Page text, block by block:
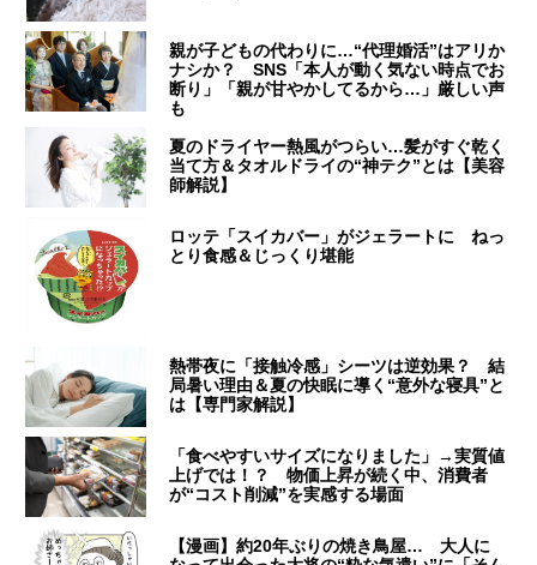
親が子どもの代わりに…“代理婚活”はアリか
ナシか？ SNS「本人が動く気ない時点でお
断り」「親が甘やかしてるから…」厳しい声
も
夏のドライヤー熱風がつらい…髪がすぐ乾く
当て方＆タオルドライの“神テク”とは【美容
師解説】
ロッテ「スイカバー」がジェラートに ねっ
とり食感＆じっくり堪能
熱帯夜に「接触冷感」シーツは逆効果？ 結
局暑い理由＆夏の快眠に導く“意外な寝具”と
は【専門家解説】
「食べやすいサイズになりました」→実質値
上げでは！？ 物価上昇が続く中、消費者
が“コスト削減”を実感する場面
【漫画】約20年ぶりの焼き鳥屋… 大人に